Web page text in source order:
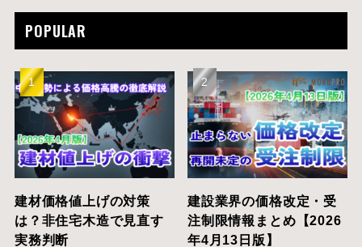
POPULAR
建材価格値上げの対策
は？非住宅木造で見直す
実務判断
建設業界の価格改定・受
注制限情報まとめ【2026
年4月13日版】